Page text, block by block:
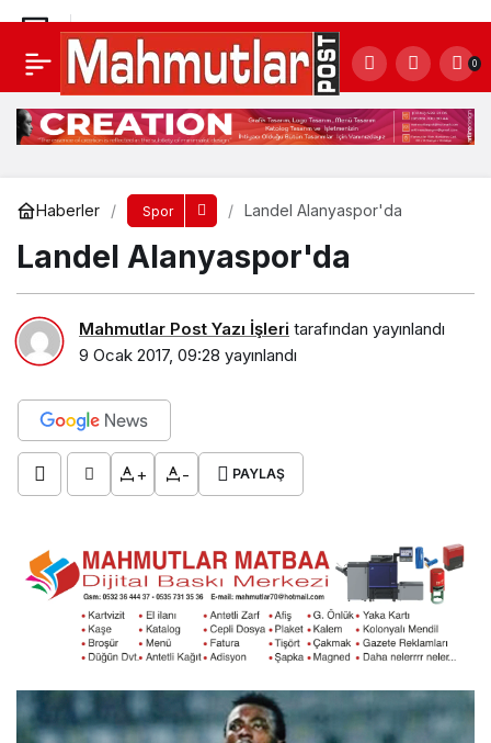
0
Haberler Spor Landel Alanyaspor'da
Landel Alanyaspor'da
Mahmutlar Post Yazı İşleri tarafından yayınlandı
9 Ocak 2017, 09:28 yayınlandı
+ - PAYLAŞ
Landel Alanyaspor'da
Yorum Yap